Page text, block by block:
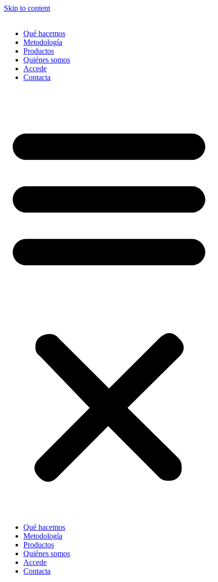
Skip to content
Qué hacemos
Metodología
Productos
Quiénes somos
Accede
Contacta
Qué hacemos
Metodología
Productos
Quiénes somos
Accede
Contacta